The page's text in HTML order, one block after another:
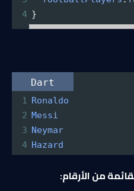
4 }
Dart
1 Ronaldo
2 Messi
3 Neymar
4 Hazard
من الأرقام: